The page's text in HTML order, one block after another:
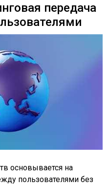
передача
основывается на
пользователями без